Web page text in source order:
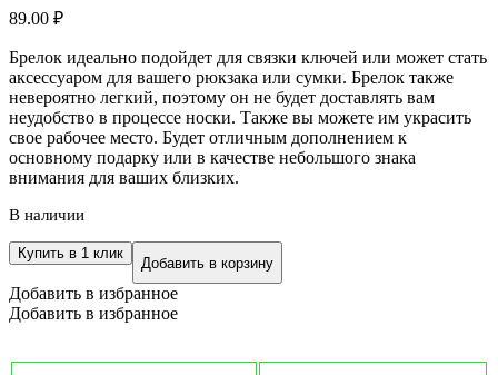
89.00 ₽
Брелок идеально подойдет для связки ключей или может стать
аксессуаром для вашего рюкзака или сумки. Брелок также
невероятно легкий, поэтому он не будет доставлять вам
неудобство в процессе носки. Также вы можете им украсить
свое рабочее место. Будет отличным дополнением к
основному подарку или в качестве небольшого знака
внимания для ваших близких.
В наличии
Добавить в корзину
Купить в 1 клик
Добавить в избранное
Добавить в избранное